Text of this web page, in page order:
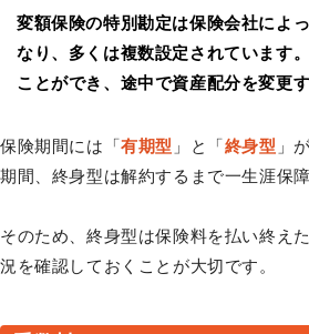
変額保険の特別勘定は保険会社によ
なり、多くは複数設定されています
ことができ、途中で資産配分を変更
保険期間には「有期型 」と「終身型 」
期間、終身型は解約するまで一生涯保
そのため、終身型は保険料を払い終え
況を確認しておくことが大切です。